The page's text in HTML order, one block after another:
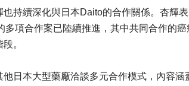
也持續深化與日本Daito的合作關係。杏輝
多項合作案已陸續推進，其中共同合作的
。
日本大型藥廠洽談多元合作模式，內容涵